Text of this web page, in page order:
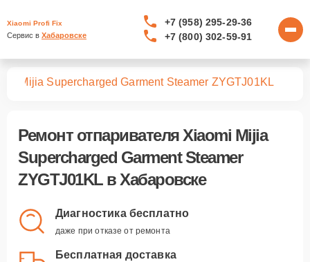
Xiaomi Profi Fix
Сервис в Хабаровске
+7 (958) 295-29-36
+7 (800) 302-59-91
Mijia Supercharged Garment Steamer ZYGTJ01KL
Ремонт отпаривателя Xiaomi Mijia
Supercharged Garment Steamer
ZYGTJ01KLв Хабаровске
Диагностика бесплатно
даже при отказе от ремонта
Бесплатная доставка